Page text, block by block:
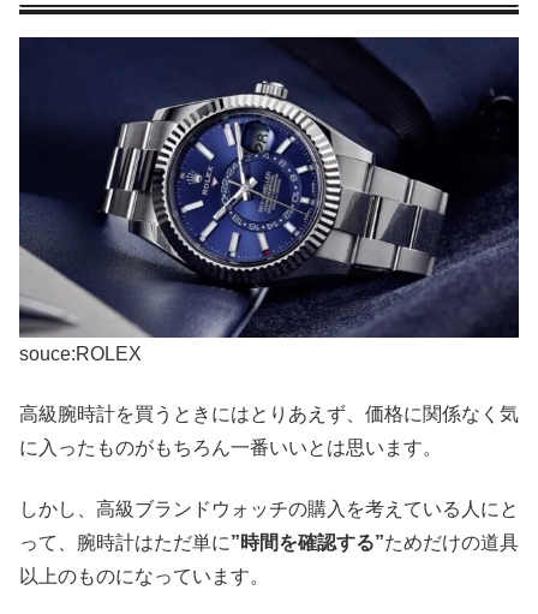
souce:ROLEX
高級腕時計を買うときにはとりあえず、価格に関係なく気
に入ったものがもちろん一番いいとは思います。
しかし、高級ブランドウォッチの購入を考えている人にと
って、腕時計はただ単に”時間を確認する”ためだけの道具
以上のものになっています。